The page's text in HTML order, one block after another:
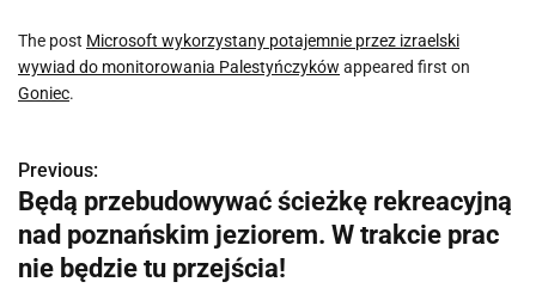
The post Microsoft wykorzystany potajemnie przez izraelski
wywiad do monitorowania Palestyńczyków appeared first on
Goniec.
N
a
w
Previous:
Będą przebudowywać ścieżkę rekreacyjną
nad poznańskim jeziorem. W trakcie prac
nie będzie tu przejścia!